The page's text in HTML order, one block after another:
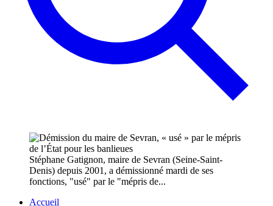
Stéphane Gatignon, maire de Sevran (Seine-Saint-
Denis) depuis 2001, a démissionné mardi de ses
fonctions, "usé" par le "mépris de...
Accueil